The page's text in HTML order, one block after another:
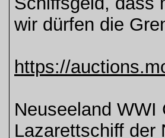
wir dürfen die
https://
Neuseeland
Lazarettschiff der